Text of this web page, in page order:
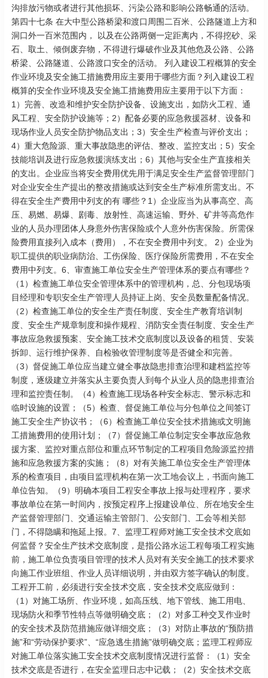
沟排放污物或者进行其他损坏、污染公路和影响公路畅通的活动。
第四十七条 在大中型公路桥梁和渡口周围二百米、公路隧道上方和
洞口外一百米范围内， 以及在公路两侧一定距离内，不得挖砂、采
石、取土、倾倒废弃物，不得进行爆破作业及其他危及公路、公路
桥梁、公路隧道、公路渡口安全的活动。 列入建设工程概算的安全
作业环境及安全施工措施费用应主要用于哪些方面？列入建设工程
概算的安全作业环境及安全施工措施费用应主要用于以下方面：
1）完善、改造和维护安全防护设备、设施支出，如防火工程、通
风工程、安全防护设施等；2）配备必要的应急救援器材、设备和
现场作业人员安全防护物品支出；3）安全生产检查与评价支出；
4）重大危险源、重大事故隐患的评估、整改、监控支出；5）安全
技能培训及进行应急救援演练支出；6）其他与安全生产直接相关
的支出。企业应当将安全费用优先用于满足安全生产监督管理部门
对企业安全生产提出的整改措施或达到安全生产标准所需支出。不
得在安全生产费用中列支的有 哪些？1）企业应当为从事高空、高
压、易燃、易爆、剧毒、放射性、高速运输、野外、矿井等高危作
业的人员办理团体人身意外伤害保险或个人意外伤害保险。所需保
险费用直接列入成本（费用），不在安全费用中列支。 2）企业为
职工提供的职业病防治、工伤保险、医疗保险所需费用，不在安全
费用中列支。6、审查施工单位安全生产管理体系的要点有哪些？
（1）检查施工单位安全管理体系中的管理机构，总、分包现场项
目经理和专职安全生产管理人员持证上岗、安全员数量配备情况。
（2）检查施工单位的安全生产责任制度、安全生产教育培训制
度、安全生产规章制度和操作规程、消防安全责任制度、安全生产
事故应急救援预案、安全施工技术交底制度以及设备的租赁、安装
拆卸、运行维护保养、自检验收管理制度等是否健全和完善。
（3）督促施工单位应当建立健全事故隐患排查治理和建档监控等
制度，逐级建立并落实从主要负责人到每个从业人员的隐患排查治
理和监控责任制。（4）检查施工现场各种安全标志、警示标志和
临时设施的设置；（5）检查、督促施工单位与分包单位之间签订
施工安全生产协议书；（6）检查施工单位安全技术措施或文明施
工措施费用的使用计划；（7）督促施工单位制定安全事故应急救
援方案、监控对重点部位和重点环节制定的工程项目危险源监控措
施和应急救援方案的实施；（8）对有关施工单位安全生产管理体
系的检查项目，由项目监理机构在第一次工地会议上，书面向施工
单位告知。（9）明确本项目工程安全事故上报与处理程序，要求
事故单位在第一时间内，按预定程序上报建设单位、所在地安全生
产监督管理部门、交通运输主管部门、公安部门、工会等相关部
门，不得隐瞒和拖延上报。7、监理工程师对施工安全技术交底如
何监督？安全生产技术交底制度，是指公路水运工程每项工程实施
前，施工单位负责项目管理的技术人员对有关安全施工的技术要求
向施工作业班组、作业人员详细说明，并由双方签字确认的制度。
工程开工前，必须进行安全技术交底，安全技术交底应做到：
（1）对施工场所、作业环境，如高压线、地下管线、施工用电、
现场防火和季节性特点等做明确交底；（2）对多工种交叉作业时
的安全技术及防范措施应做详细交底；（3）对防止事故的“预防措
施”和“劳动保护要求”、“应急逃生措施”做明确交底；监理工程师应
对施工单位落实施工安全技术交底制度情况进行监督：（1）安全
技术交底是否进行，在安全监理日志中记载；（2）安全技术交底